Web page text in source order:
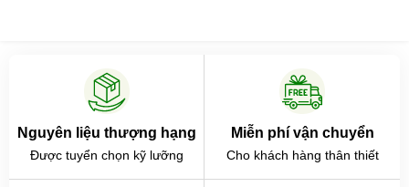
Nguyên liệu thượng hạng
Được tuyển chọn kỹ lưỡng
Miễn phí vận chuyển
Cho khách hàng thân thiết